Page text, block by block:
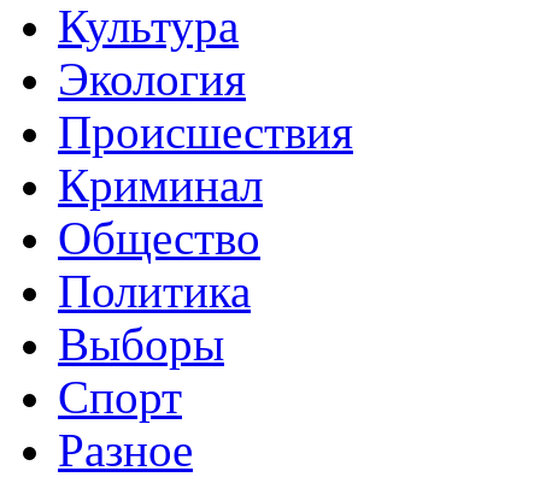
Культура
Экология
Происшествия
Криминал
Общество
Политика
Выборы
Спорт
Разное